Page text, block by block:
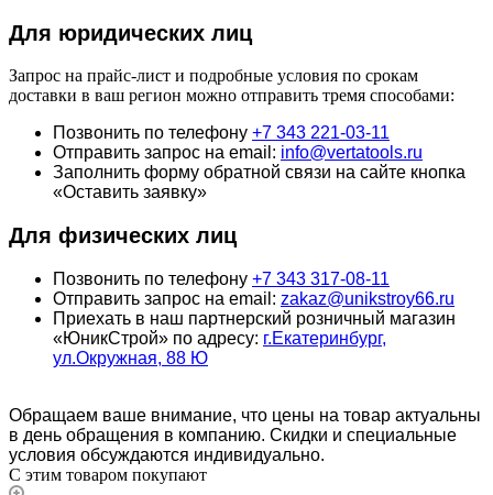
Для юридических лиц
Запрос на прайс-лист и подробные условия по срокам
доставки в ваш регион можно отправить тремя способами:
Позвонить по телефону +7 343 221-03-11
Отправить запрос на email: info@vertatools.ru
Заполнить форму обратной связи на сайте кнопка
«Оставить заявку»
Для физических лиц
Позвонить по телефону +7 343 317-08-11
Отправить запрос на email: zakaz@unikstroy66.ru
Приехать в наш партнерский розничный магазин
«ЮникСтрой» по адресу: г.Екатеринбург,
ул.Окружная, 88 Ю
Обращаем ваше внимание, что цены на товар актуальны
в день обращения в компанию. Скидки и специальные
условия обсуждаются индивидуально.
С этим товаром покупают